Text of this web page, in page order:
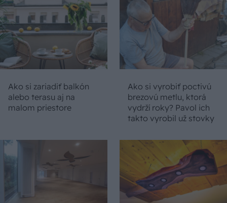
Ako si zariadiť balkón
alebo terasu aj na
malom priestore
Ako si vyrobiť poctivú
brezovú metlu, ktorá
vydrží roky? Pavol ich
takto vyrobil už stovky